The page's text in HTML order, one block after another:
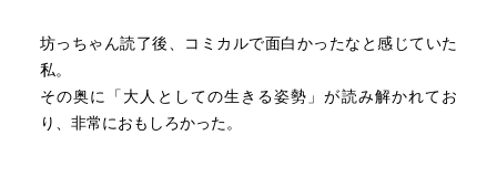
坊っちゃん読了後、コミカルで面白かったなと感じていた
私。
その奥に「大人としての生きる姿勢」が読み解かれてお
り、非常におもしろかった。